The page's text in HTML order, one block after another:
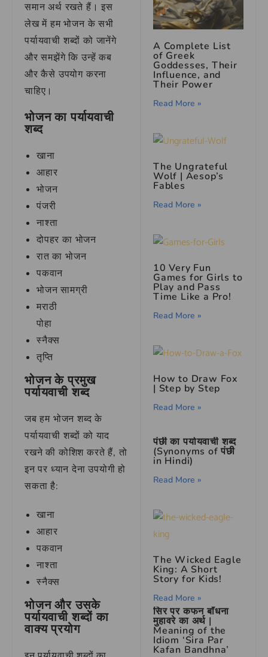
समान अर्थ रखते हैं। इस
लेख में हम भोजन के सभी
पर्यायवाची शब्दों को जानेंगे
और समझेंगे कि उन्हें कब
और कैसे उपयोग करना
चाहिए।
भोजन का पर्यायवाची
शब्द
खाना
आहार
भोजन
पंजरी
नाश्ता
दोपहर का भोजन
रात का भोजन
पकवान
भोजन सामग्री
मराठी
पोहा
स्नैक्स
तृप्ति
भोजन के प्रमुख
पर्यायवाची शब्द
जब हम भोजन शब्द के
पर्यायवाची शब्दों को याद
रखने की कोशिश करते हैं, तो
इन पर ध्यान देना उपयोगी हो
सकता है:
खाना
आहार
पकवान
नाश्ता
स्नैक्स
भोजन और उसके
पर्यायवाची शब्दों का
वाक्य प्रयोग
A Complete List
of Greek
Goddesses, Their
Influence, and
Their Power
Read More »
The Ungrateful
Wolf | Aesop’s
Fables
Read More »
10 Very Fun
Games for Girls to
Play and Pass
Time Like a Pro!
Read More »
How to Draw Fox
| Step by Step
Read More »
पंछी का पर्यायवाची शब्द
(Synonyms of पंछी
in Hindi)
Read More »
The Wicked Eagle
King: A Short
Story for Kids!
Read More »
सिर पर कफन बाँधना
मुहावरे का अर्थ |
Meaning of the
Idiom ‘Sira Par
Kafan Bandhna’